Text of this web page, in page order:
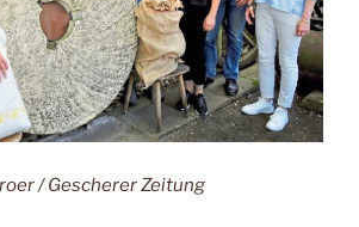
/Gescherer Zeitung